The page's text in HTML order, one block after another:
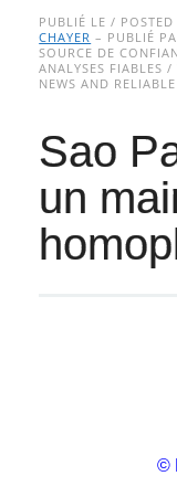
Main
to
content
PUBLIÉ LE / POSTED
CHAYER – PUBLIÉ
SOURCE DE
ANALYSES FIABLES
NEWS AND
Sao
un
©